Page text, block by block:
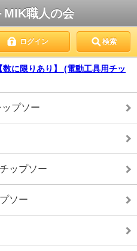
MIK職人の会
ログイン 検索
【数に限りあり】 (電動工具用チッ
プソー
ップソー
ソー